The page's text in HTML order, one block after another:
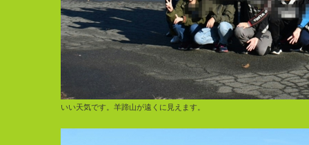
いい天気です。羊蹄山が遠くに見えます。